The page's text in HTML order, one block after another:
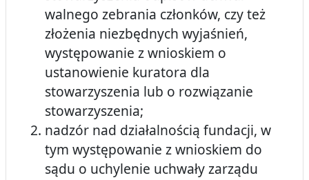
walnego zebrania członków, czy też
złożenia niezbędnych wyjaśnień,
występowanie z wnioskiem o
ustanowienie kuratora dla
stowarzyszenia lub o rozwiązanie
stowarzyszenia;
nadzór nad działalnością fundacji, w
tym występowanie z wnioskiem do
sądu o uchylenie uchwały zarządu